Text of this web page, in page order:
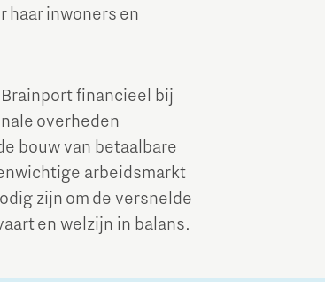
haar inwoners en
financieel bij
overheden
bouw van betaalbare
arbeidsmarkt
zijn om de versnelde
en welzijn in balans.